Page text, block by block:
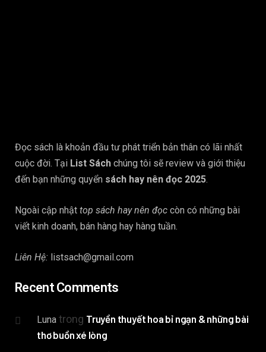
Đọc sách là khoản đầu tư phát triển bản thân có lãi nhất
cuộc đời. Tại List Sách chúng tôi sẽ review và giới thiệu
đến bạn những quyển sách hay nên đọc 2025.
Ngoài cập nhật top sách hay nên đọc còn có những bài
viết kinh doanh, bán hàng hay hàng tuần.
Liên Hệ: listsach@gmail.com
Recent Comments
Luna trong Truyền thuyết hoa bỉ ngạn & những bài
thơ buồn xé lòng